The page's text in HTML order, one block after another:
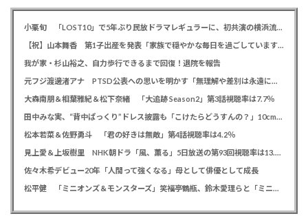
小栗旬 「LOST10」で5年ぶり民放ドラマレギュラーに、初共演の横浜流星とバディ役「もう最高です」
【祝】山本舞香 第1子出産を発表「家族で穏やかな毎日を過ごしています」、夫はマイファスHiro
我が家・杉山裕之、自力歩行できるまで回復！退院を報告
元フジ渡邊渚アナ PTSD公表への思いを明かす「無理解や差別は永遠に変わらない」「同じ病気になったことのない人間にはわからない」
大森南朋＆相葉雅紀＆松下奈緒 「大追跡 Season2」第3話視聴率は7.7％
田中みな実、“背中ぱっくり”ドレス披露も「こけたらどうすんの？」10cm超ヒールに心配の声寄せられる
松本若菜＆佐野勇斗 「君の好きは無敵」第4話視聴率は4.2％
見上愛＆上坂樹里 NHK朝ドラ「風、薫る」5日放送の第93回視聴率は13.5％
佐々木希デビュー20年「人間って強くなる」母として俳優として成長
松平健 「ミニオンズ＆モンスターズ」笑福亭鶴瓶、鈴木愛理らと「ミニおんど」披露も「サンバの方が楽」と本音